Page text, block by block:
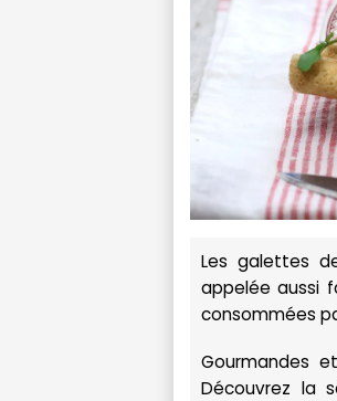
Les galettes
appelée aussi
consommées
Gourmandes
Découvrez la